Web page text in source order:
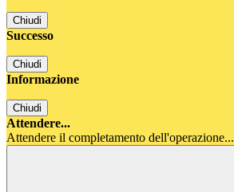
Chiudi
Successo
Chiudi
Informazione
Chiudi
Attendere...
Attendere il completamento dell'operazione...